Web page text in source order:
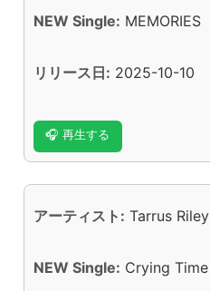
NEW Single: MEMORIES
リリース日: 2025-10-10
🎧 再生する
アーティスト: Tarrus Riley
NEW Single: Crying Time